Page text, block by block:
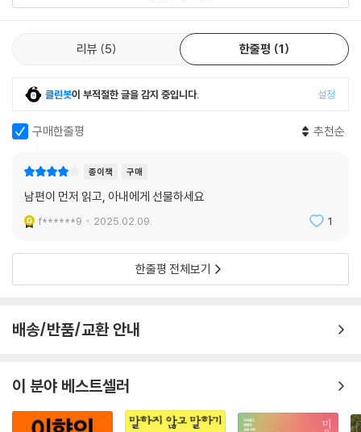
서로의 힘듦에 대해 이해하고 공감하는지. 아이 앞에서 둘의 좋지 않은 모
의 관계가 자녀에게 어떤 영향을 미치는지 고민해볼 필요가 있다. 『여자의
감정청소』는 남편이 아내에게 선물하는 책이다. 서로 눈을 바라보는 게 쑥
스럽다면, 같이 이야기를 해본 지가 언제인지 기억나지 않는다면, 남편이
먼저 이 책을 읽고 ‘당신도 정말 힘들었겠다.’고 아내에게 말해보자. 가정의
평화와 더불어 자신의 감정도 함께 해소되는 경험을 하게 될 것이다.
리뷰 5 한줄평 1
클린봇이 부적절한 글을 감지 중입니다. 설정
구매한줄평 추천순
종이책 구매
남편이 먼저 읽고, 아내에게 선물하세요
f******9 2025.02.09. 1
한줄평 전체보기
배송/반품/교환 안내
이 분야 베스트셀러